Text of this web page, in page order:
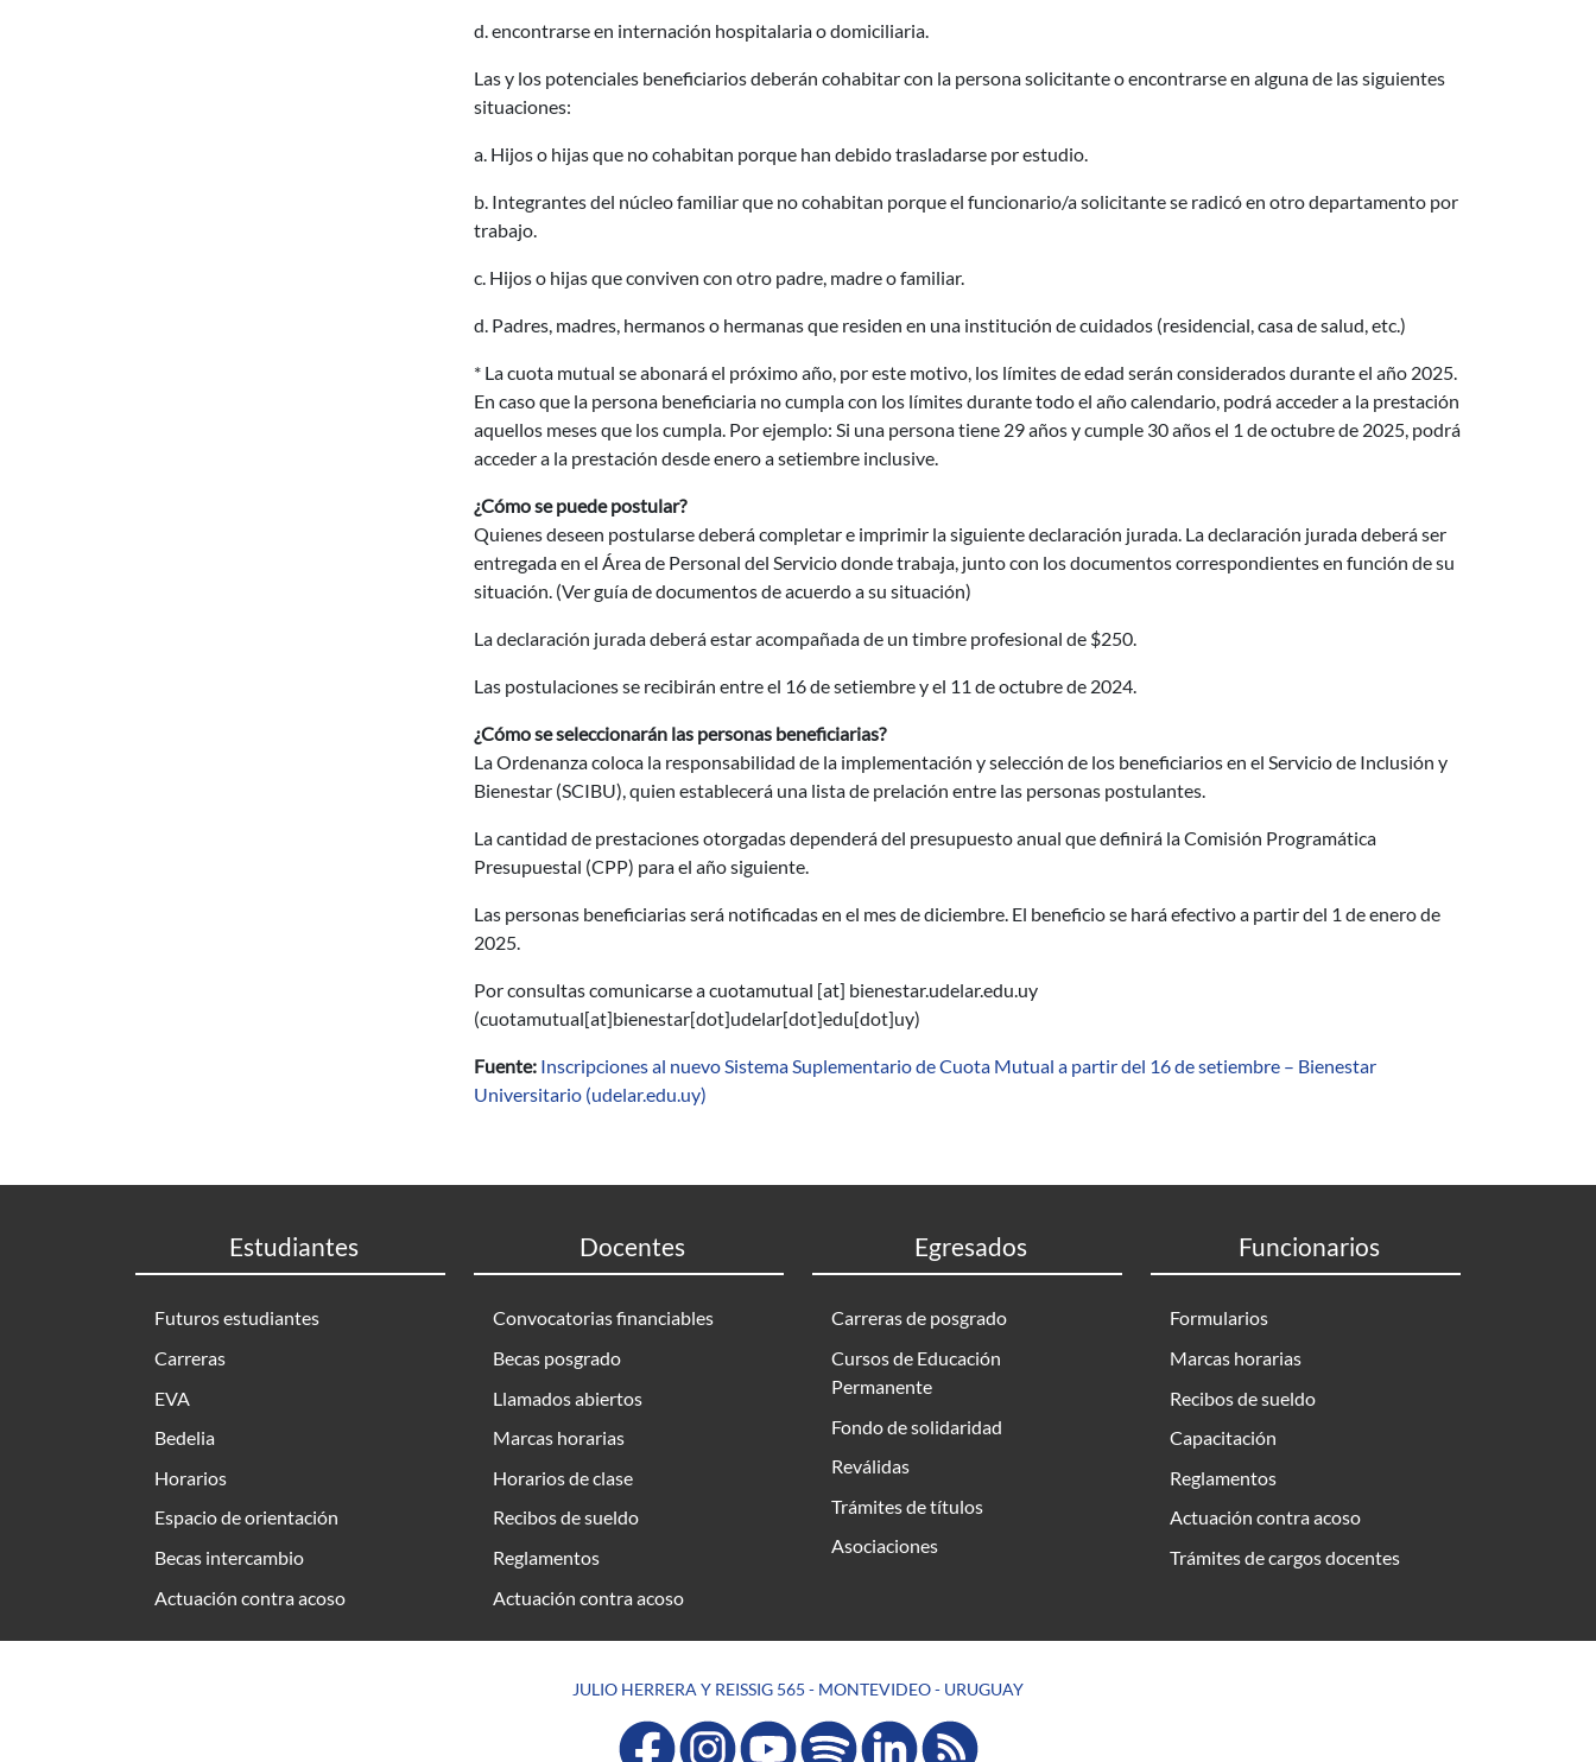
d. encontrarse en internación hospitalaria o domiciliaria.
Las y los potenciales beneficiarios deberán cohabitar con la persona solicitante o encontrarse en alguna de las siguientes
situaciones:
a. Hijos o hijas que no cohabitan porque han debido trasladarse por estudio.
b. Integrantes del núcleo familiar que no cohabitan porque el funcionario/a solicitante se radicó en otro departamento por
trabajo.
c. Hijos o hijas que conviven con otro padre, madre o familiar.
d. Padres, madres, hermanos o hermanas que residen en una institución de cuidados (residencial, casa de salud, etc.)
* La cuota mutual se abonará el próximo año, por este motivo, los límites de edad serán considerados durante el año 2025.
En caso que la persona beneficiaria no cumpla con los límites durante todo el año calendario, podrá acceder a la prestación
aquellos meses que los cumpla. Por ejemplo: Si una persona tiene 29 años y cumple 30 años el 1 de octubre de 2025, podrá
acceder a la prestación desde enero a setiembre inclusive.
¿Cómo se puede postular?
Quienes deseen postularse deberá completar e imprimir la siguiente declaración jurada. La declaración jurada deberá ser
entregada en el Área de Personal del Servicio donde trabaja, junto con los documentos correspondientes en función de su
situación. (Ver guía de documentos de acuerdo a su situación)
La declaración jurada deberá estar acompañada de un timbre profesional de $250.
Las postulaciones se recibirán entre el 16 de setiembre y el 11 de octubre de 2024.
¿Cómo se seleccionarán las personas beneficiarias?
La Ordenanza coloca la responsabilidad de la implementación y selección de los beneficiarios en el Servicio de Inclusión y
Bienestar (SCIBU), quien establecerá una lista de prelación entre las personas postulantes.
La cantidad de prestaciones otorgadas dependerá del presupuesto anual que definirá la Comisión Programática
Presupuestal (CPP) para el año siguiente.
Las personas beneficiarias será notificadas en el mes de diciembre. El beneficio se hará efectivo a partir del 1 de enero de
2025.
Por consultas comunicarse acuotamutual [at] bienestar.udelar.edu.uy
(cuotamutual[at]bienestar[dot]udelar[dot]edu[dot]uy)
Fuente: Inscripciones al nuevo Sistema Suplementario de Cuota Mutual a partir del 16 de setiembre – Bienestar
Universitario (udelar.edu.uy)
Estudiantes
Futuros estudiantes
Carreras
EVA
Bedelia
Horarios
Espacio de orientación
Becas intercambio
Actuación contra acoso
Docentes
Convocatorias financiables
Becas posgrado
Llamados abiertos
Marcas horarias
Horarios de clase
Recibos de sueldo
Reglamentos
Actuación contra acoso
Egresados
Carreras de posgrado
Cursos de Educación
Permanente
Fondo de solidaridad
Reválidas
Trámites de títulos
Asociaciones
Funcionarios
Formularios
Marcas horarias
Recibos de sueldo
Capacitación
Reglamentos
Actuación contra acoso
Trámites de cargos docentes
JULIO HERRERA Y REISSIG 565 - MONTEVIDEO - URUGUAY